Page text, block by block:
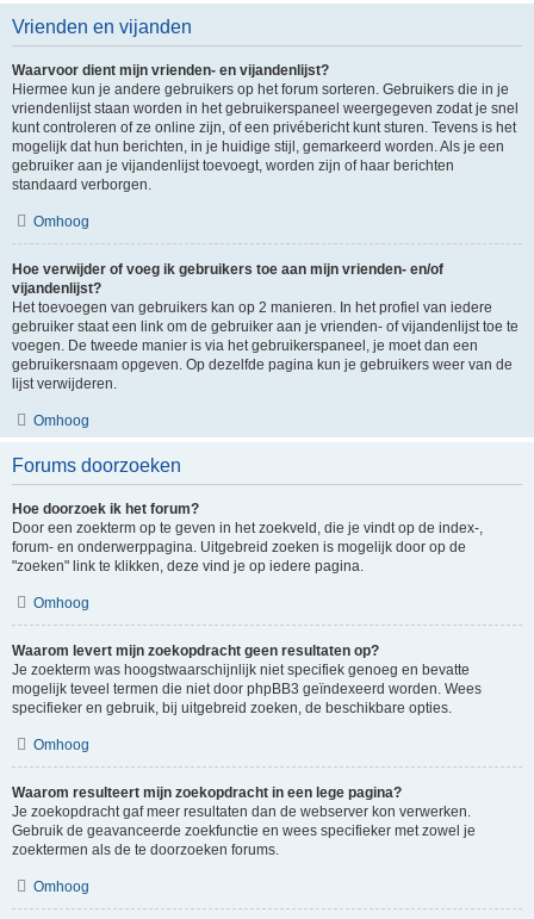
Vrienden en vijanden
Waarvoor dient mijn vrienden- en vijandenlijst?
Hiermee kun je andere gebruikers op het forum sorteren. Gebruikers die in je
vriendenlijst staan worden in het gebruikerspaneel weergegeven zodat je snel
kunt controleren of ze online zijn, of een privébericht kunt sturen. Tevens is het
mogelijk dat hun berichten, in je huidige stijl, gemarkeerd worden. Als je een
gebruiker aan je vijandenlijst toevoegt, worden zijn of haar berichten
standaard verborgen.
Omhoog
Hoe verwijder of voeg ik gebruikers toe aan mijn vrienden- en/of
vijandenlijst?
Het toevoegen van gebruikers kan op 2 manieren. In het profiel van iedere
gebruiker staat een link om de gebruiker aan je vrienden- of vijandenlijst toe te
voegen. De tweede manier is via het gebruikerspaneel, je moet dan een
gebruikersnaam opgeven. Op dezelfde pagina kun je gebruikers weer van de
lijst verwijderen.
Omhoog
Forums doorzoeken
Hoe doorzoek ik het forum?
Door een zoekterm op te geven in het zoekveld, die je vindt op de index-,
forum- en onderwerppagina. Uitgebreid zoeken is mogelijk door op de
"zoeken" link te klikken, deze vind je op iedere pagina.
Omhoog
Waarom levert mijn zoekopdracht geen resultaten op?
Je zoekterm was hoogstwaarschijnlijk niet specifiek genoeg en bevatte
mogelijk teveel termen die niet door phpBB3 geïndexeerd worden. Wees
specifieker en gebruik, bij uitgebreid zoeken, de beschikbare opties.
Omhoog
Waarom resulteert mijn zoekopdracht in een lege pagina?
Je zoekopdracht gaf meer resultaten dan de webserver kon verwerken.
Gebruik de geavanceerde zoekfunctie en wees specifieker met zowel je
zoektermen als de te doorzoeken forums.
Omhoog